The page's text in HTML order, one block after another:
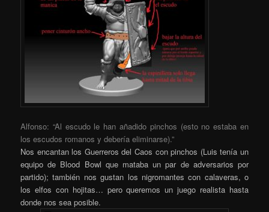
Alfonso: “Al escudo le han añadido pinchos (esto no estaba en
los escudos romanos y debería eliminarse).”
Nos encantan los Guerreros del Caos con pinchos (Luis tenía un
equipo de Blood Bowl que mataba un par de adversarios por
partido); también nos gustan los nigromantes con calaveras, o
los elfos con hojitas… pero queremos un juego realista hasta
donde nos sea posible.